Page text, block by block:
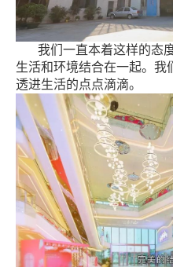
我们一直本着这样的态
生活和环境结合在一起。我
透进生活的点点滴滴。